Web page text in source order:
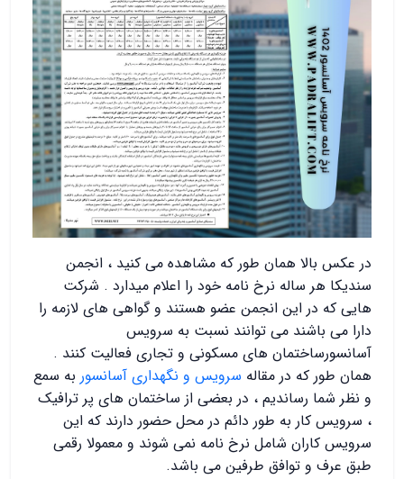
در عکس بالا همان طور که مشاهده می کنید ، انجمن
سندیکا هر ساله نرخ نامه خود را اعلام میدارد . شرکت
هایی که در این انجمن عضو هستند و گواهی های لازمه را
دارا می باشند می توانند نسبت به سرویس
آسانسورساختمان های مسکونی و تجاری فعالیت کنند .
همان طور که در مقاله سرویس و نگهداری آسانسور به سمع
و نظر شما رساندیم ، در بعضی از ساختمان های پر ترافیک
، سرویس کار به طور دائم در محل حضور دارند که این
سرویس کاران شامل نرخ نامه نمی شوند و معمولا رقمی
طبق عرف و توافق طرفین می باشد.